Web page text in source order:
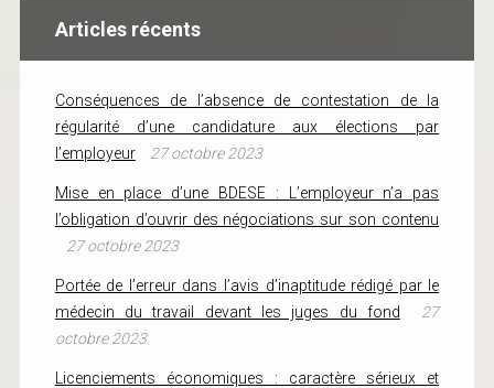
Articles récents
Conséquences de l’absence de contestation de la
régularité d’une candidature aux élections par
l’employeur
27 octobre 2023
Mise en place d’une BDESE : L’employeur n’a pas
l’obligation d’ouvrir des négociations sur son contenu
27 octobre 2023
Portée de l’erreur dans l’avis d’inaptitude rédigé par le
médecin du travail devant les juges du fond
27
octobre 2023
Licenciements économiques : caractère sérieux et